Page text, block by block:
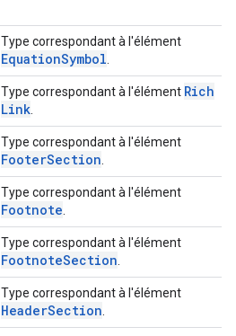
Type correspondant à l'élément
EquationSymbol
Type correspondant à l'élément Rich
Link
Type correspondant à l'élément
FooterSection
Type correspondant à l'élément
Footnote
Type correspondant à l'élément
FootnoteSection
Type correspondant à l'élément
HeaderSection